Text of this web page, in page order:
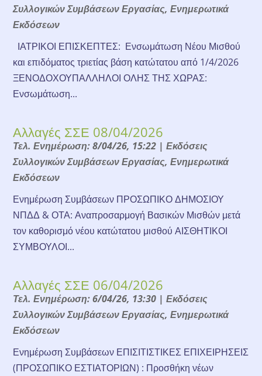
Συλλογικών Συμβάσεων Εργασίας,Ενημερωτικά
Εκδόσεων
ΙΑΤΡΙΚΟΙ ΕΠΙΣΚΕΠΤΕΣ: Ενσωμάτωση Νέου Μισθού
και επιδόματος τριετίας βάση κατώτατου από 1/4/2026
ΞΕΝΟΔΟΧΟΥΠΑΛΛΗΛΟΙ ΟΛΗΣ ΤΗΣ ΧΩΡΑΣ:
Ενσωμάτωση...
Αλλαγές ΣΣΕ 08/04/2026
Τελ. Ενημέρωση: 8/04/26, 15:22 |Εκδόσεις
Συλλογικών Συμβάσεων Εργασίας,Ενημερωτικά
Εκδόσεων
Ενημέρωση Συμβάσεων ΠΡΟΣΩΠΙΚΟ ΔΗΜΟΣΙΟΥ
ΝΠΔΔ & ΟΤΑ: Αναπροσαρμογή Βασικών Μισθών μετά
τον καθορισμό νέου κατώτατου μισθού ΑΙΣΘΗΤΙΚΟΙ
ΣΥΜΒΟΥΛΟΙ...
Αλλαγές ΣΣΕ 06/04/2026
Τελ. Ενημέρωση: 6/04/26, 13:30 |Εκδόσεις
Συλλογικών Συμβάσεων Εργασίας,Ενημερωτικά
Εκδόσεων
Ενημέρωση Συμβάσεων ΕΠΙΣΙΤΙΣΤΙΚΕΣ ΕΠΙΧΕΙΡΗΣΕΙΣ
(ΠΡΟΣΩΠΙΚΟ ΕΣΤΙΑΤΟΡΙΩΝ) : Προσθήκη νέων